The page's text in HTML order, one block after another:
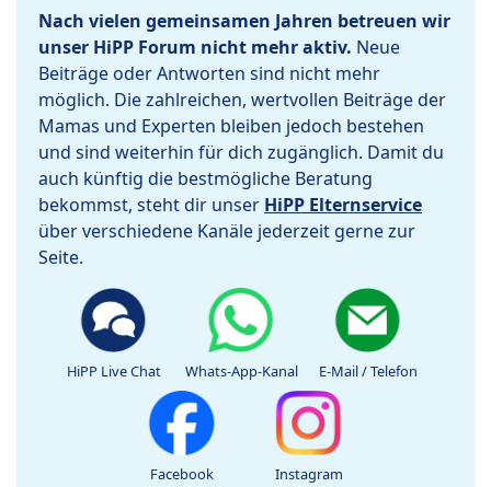
Nach vielen gemeinsamen Jahren betreuen wir
unser HiPP Forum nicht mehr aktiv. Neue
Beiträge oder Antworten sind nicht mehr
möglich. Die zahlreichen, wertvollen Beiträge der
Mamas und Experten bleiben jedoch bestehen
und sind weiterhin für dich zugänglich. Damit du
auch künftig die bestmögliche Beratung
bekommst, steht dir unser HiPP Elternservice
über verschiedene Kanäle jederzeit gerne zur
Seite.
HiPP Live Chat Whats-App-Kanal E-Mail / Telefon
Facebook Instagram